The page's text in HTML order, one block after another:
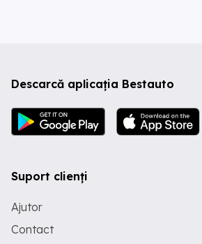
Descarcă aplicația Bestauto
Suport clienți
Ajutor
Contact